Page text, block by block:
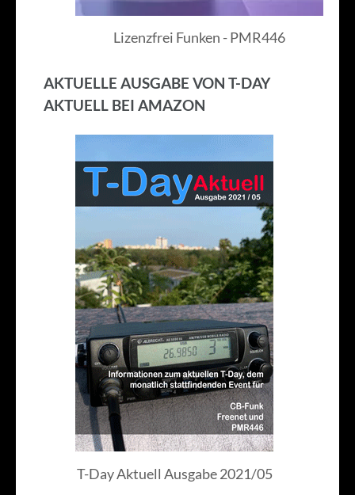
Lizenzfrei Funken - PMR446
AKTUELLE AUSGABE VON T-DAY
AKTUELL BEI AMAZON
T-Day Aktuell Ausgabe 2021/05